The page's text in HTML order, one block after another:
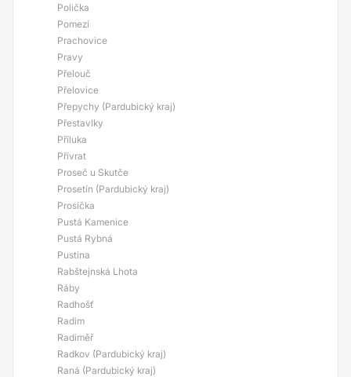
Polička
Pomezí
Prachovice
Pravy
Přelouč
Přelovice
Přepychy (Pardubický kraj)
Přestavlky
Příluka
Přívrat
Proseč u Skutče
Prosetín (Pardubický kraj)
Prosíčka
Pustá Kamenice
Pustá Rybná
Pustina
Rabštejnská Lhota
Ráby
Radhošť
Radim
Radiměř
Radkov (Pardubický kraj)
Raná (Pardubický kraj)